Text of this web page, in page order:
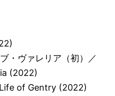
・ヴァレリア（初）／
(2022)
of Gentry (2022)